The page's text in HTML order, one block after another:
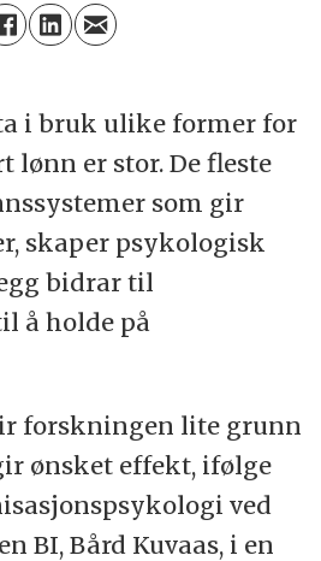
i bruk ulike former for
lønn er stor. De fleste
som gir
skaper psykologisk
bidrar til
å holde på
forskningen lite grunn
ønsket effekt, ifølge
ved
BI, Bård Kuvaas, i en